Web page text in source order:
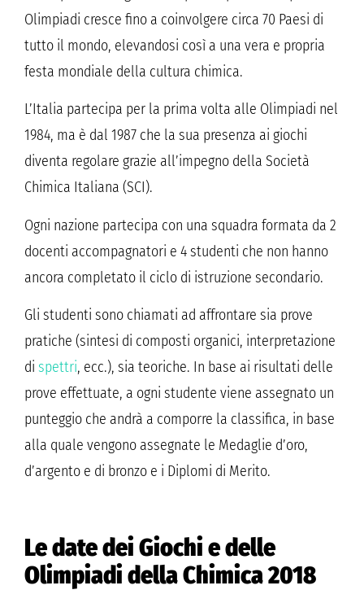
Olimpiadi cresce fino a coinvolgere circa 70 Paesi di
tutto il mondo, elevandosi così a una vera e propria
festa mondiale della cultura chimica.
L’Italia partecipa per la prima volta alle Olimpiadi nel
1984, ma è dal 1987 che la sua presenza ai giochi
diventa regolare grazie all’impegno della Società
Chimica Italiana (SCI).
Ogni nazione partecipa con una squadra formata da 2
docenti accompagnatori e 4 studenti che non hanno
ancora completato il ciclo di istruzione secondario.
Gli studenti sono chiamati ad affrontare sia prove
pratiche (sintesi di composti organici, interpretazione
di spettri, ecc.), sia teoriche. In base ai risultati delle
prove effettuate, a ogni studente viene assegnato un
punteggio che andrà a comporre la classifica, in base
alla quale vengono assegnate le Medaglie d’oro,
d’argento e di bronzo e i Diplomi di Merito.
Le date dei Giochi e delle
Olimpiadi della Chimica 2018